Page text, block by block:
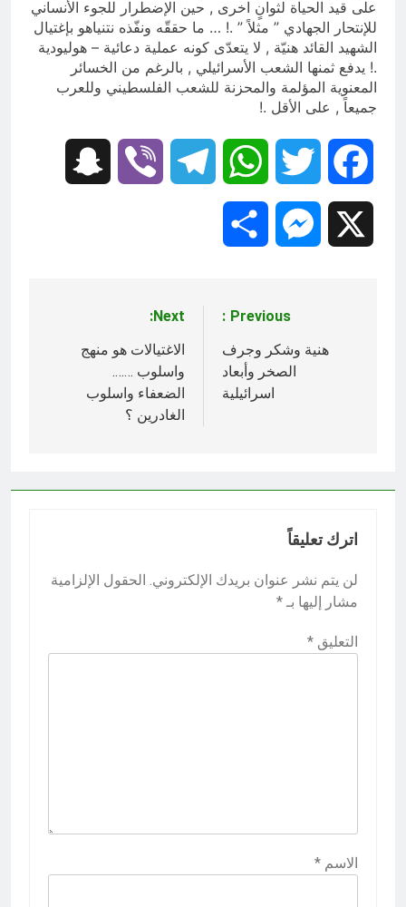
على قيد الحياة لثوانٍ اخرى , حين الإضطرار للجوء الأنساني
للإنتحار الجهادي ” مثلاً ” .! … ما حققّه ونفّذه نتنياهو بإغتيال
الشهيد القائد هنيّة , لا يتعدّى كونه عملية دعائية – هوليودية
.! يدفع ثمنها الشعب الأسرائيلي , بالرغم من الخسائر
المعنوية المؤلمة والمحزنة للشعب الفلسطيني وللعرب
جميعاً , على الأقل .!
Facebook
Twitter
WhatsApp
Telegram
Viber
Messenger
المقالات
Previous:
هنية وشكر وجرف
الصخر وأبعاد
اسرائيلية
Next:
الاغتيالات هو منهج
واسلوب …….
الضعفاء واسلوب
الغادرين ؟
اترك تعليقاً
لن يتم نشر عنوان بريدك الإلكتروني. الحقول الإلزامية
مشار إليها بـ *
التعليق *
الاسم *